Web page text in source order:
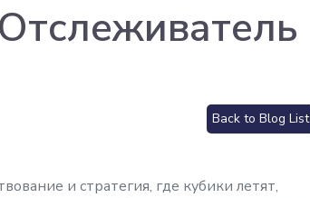
Back to Blog List
и стратегия, где кубики летят,